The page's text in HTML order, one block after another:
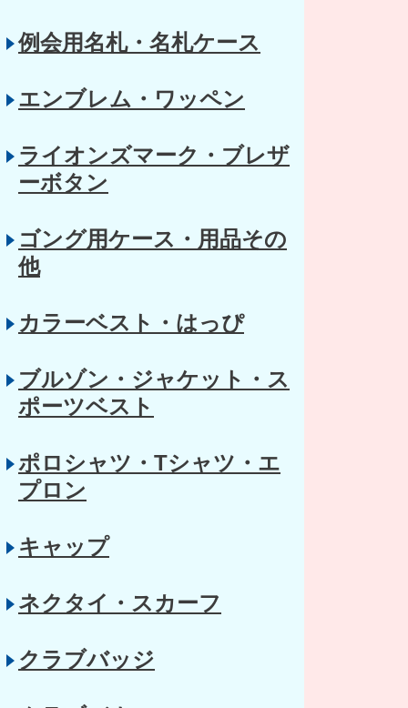
例会用名札・名札ケース
エンブレム・ワッペン
ライオンズマーク・ブレザ
ーボタン
ゴング用ケース・用品その
他
カラーベスト・はっぴ
ブルゾン・ジャケット・ス
ポーツベスト
ポロシャツ・Tシャツ・エ
プロン
キャップ
ネクタイ・スカーフ
クラブバッジ